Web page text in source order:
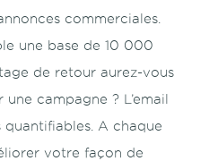
commerciales.
une base de 10 000
de retour aurez-vous
campagne ? L’email
A chaque
votre façon de